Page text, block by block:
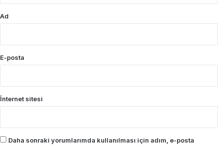
Ad
E-posta
İnternet sitesi
Daha sonraki yorumlarımda kullanılması için adım, e-posta